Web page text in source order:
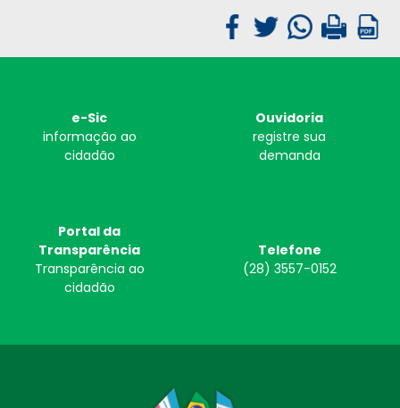
e-Sic
informação ao
cidadão
Ouvidoria
registre sua
demanda
Portal da
Transparência
Transparência ao
cidadão
Telefone
(28) 3557-0152